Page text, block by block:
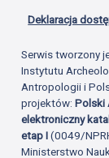
Deklaracja
Serwis tworzony
Instytutu
Antropologii i
projektów:Polski
elektroniczny
etap I(0049/
Ministerstwo